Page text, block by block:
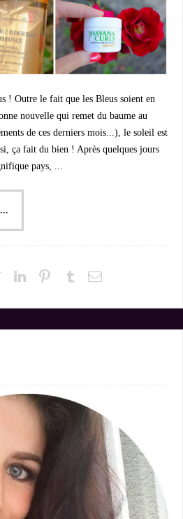
! Outre le fait que les Bleus soient en
nouvelle qui remet du baume au
de ces derniers mois...), le soleil est
ça fait du bien ! Après quelques jours
pays, ...